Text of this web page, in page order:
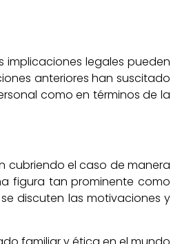
legales pueden
anteriores han suscitado
como en términos de la
cubriendo el caso de manera
figura tan prominente como
discuten las motivaciones y